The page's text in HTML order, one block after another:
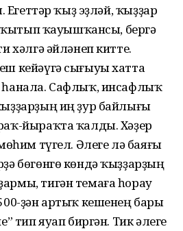
Егеттәр ҡыҙ эҙләй, ҡыҙҙар
ҡауышҡансы, бергә
хәлгә әйләнеп китте.
кейәүгә сығыуы хатта
һанала. Сафлыҡ, инсафлыҡ
иң ҙур байлығы
йыраҡта ҡалды. Хәҙер
түгел. Әлеге лә баяғы
бөгөнгө көндә ҡыҙҙарҙың
тигән темаға һорау
ҙән артыҡ кешенең бары
тип яуап биргән. Тик әлеге